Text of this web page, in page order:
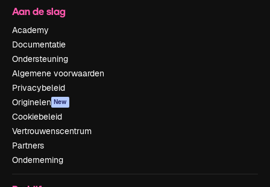
Aan de slag
Academy
Documentatie
Ondersteuning
Algemene voorwaarden
Privacybeleid
Originelen New
Cookiebeleid
Vertrouwenscentrum
Partners
Onderneming